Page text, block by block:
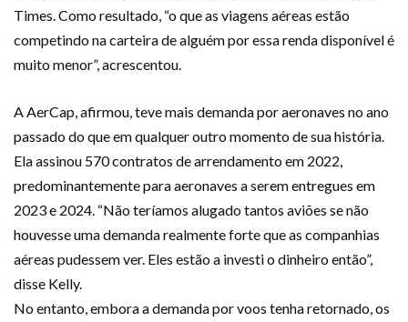
Times. Como resultado, “o que as viagens aéreas estão
competindo na carteira de alguém por essa renda disponível é
muito menor”, acrescentou.
A AerCap, afirmou, teve mais demanda por aeronaves no ano
passado do que em qualquer outro momento de sua história.
Ela assinou 570 contratos de arrendamento em 2022,
predominantemente para aeronaves a serem entregues em
2023 e 2024. “Não teríamos alugado tantos aviões se não
houvesse uma demanda realmente forte que as companhias
aéreas pudessem ver. Eles estão a investi o dinheiro então”,
disse Kelly.
No entanto, embora a demanda por voos tenha retornado, os